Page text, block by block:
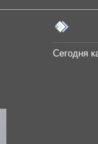
Сегодня